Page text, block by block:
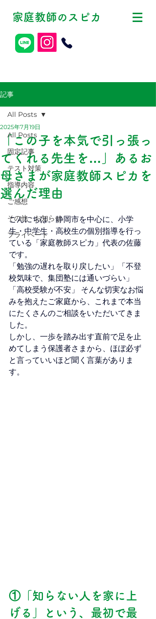
家庭教師の スピカ
記事
All Posts
固定記事
テスト対策
指導内容
ご感想
その他・お知らせ
プライベート
All Posts
「この子を本気で引っ張っ
てくれる先生を…」あるお
母さまが家庭教師スピカを
選んだ理由
2025年7月19日
こんにちは。静岡市を中心に、小学
生・中学生・高校生の個別指導を行っ
ている「家庭教師スピカ」代表の佐藤
です。
「勉強の遅れを取り戻したい」「不登
校気味で、集団塾には通いづらい」
「高校受験が不安」 そんな切実なお悩
みを抱えたご家庭から、これまで本当
にたくさんのご相談をいただいてきま
した。
しかし、一歩を踏み出す直前で足を止
めてしまう保護者さまから、ほぼ必ず
と言っていいほど聞く言葉がありま
す。
①「知らない人を家に上
げる」という、最初で最